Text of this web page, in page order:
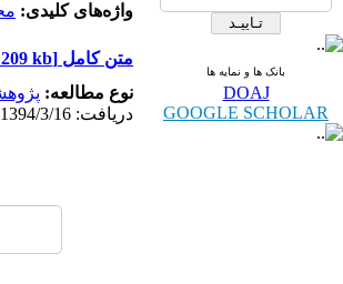
بانک ها و نمایه ها
DOAJ
GOOGLE SCHOLAR
واژه‌های کلیدی:
متن کامل [PDF 209 kb]
نوع مطالعه:
دریافت: 1394/3/16 | پذیرش: 1394/3/16 | انتشار: 1394/3/16